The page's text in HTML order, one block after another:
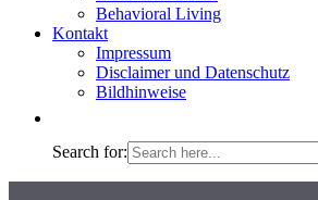
Behavioral Living
Kontakt
Impressum
Disclaimer und Datenschutz
Bildhinweise
Search for: